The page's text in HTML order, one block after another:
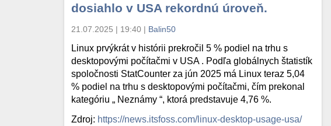
dosiahlo v USA rekordnú úroveň.
21.07.2025 | 19:40 | Balin50
Linux prvýkrát v histórii prekročil 5 % podiel na trhu s
desktopovými počítačmi v USA . Podľa globálnych štatistík
spoločnosti StatCounter za jún 2025 má Linux teraz 5,04
% podiel na trhu s desktopovými počítačmi, čím prekonal
kategóriu „ Neznámy “, ktorá predstavuje 4,76 %.
Zdroj: https://news.itsfoss.com/linux-desktop-usage-usa/